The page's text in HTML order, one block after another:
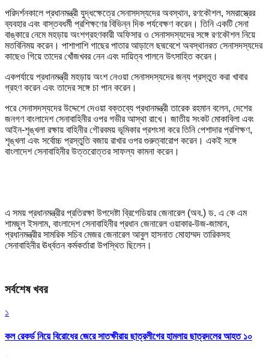
পরিদর্শনকালে প্রধানমন্ত্রী যুদ্ধক্ষেত্রে সেনাসদস্যদের অবস্থান, রণকৌশল, সমরাস্ত্রের
ব্যবহার এবং বাস্তবধর্মী প্রশিক্ষণের বিভিন্ন দিক পর্যবেক্ষণ করেন। তিনি একটি সেনা
বাঙ্কারে নেমে মহড়ায় অংশগ্রহণকারী অফিসার ও সেনাসদস্যদের সঙ্গে রণকৌশল নিয়ে
মতবিনিময় করেন। পাশাপাশি গাছের পাতার আড়ালে ছদ্মবেশে অবস্থানরত সেনাসদস্যদের
কাছেও গিয়ে তাদের খোঁজখবর নেন এবং দায়িত্ব পালনে উৎসাহিত করেন।
একপর্যায়ে প্রধানমন্ত্রী মহড়ায় অংশ নেওয়া সেনাসদস্যদের জন্য প্রস্তুত করা খাবার
গ্রহণ করেন এবং তাদের সঙ্গে চা পান করেন।
পরে সেনাসদস্যদের উদ্দেশে দেওয়া বক্তব্যে প্রধানমন্ত্রী তারেক রহমান বলেন, দেশের
জনগণ বাংলাদেশ সেনাবাহিনীর ওপর গভীর আস্থা রাখে। জাতীয় সংকট মোকাবিলা এবং
আইন-শৃঙ্খলা রক্ষায় বাহিনীর গৌরবময় ভূমিকার প্রশংসা করে তিনি পেশাদার প্রশিক্ষণ,
শৃঙ্খলা এবং সর্বোচ্চ প্রস্তুতি বজায় রাখার ওপর গুরুত্বারোপ করেন। একই সঙ্গে
বাংলাদেশ সেনাবাহিনীর উত্তরোত্তর সাফল্য কামনা করেন।
এ সময় প্রধানমন্ত্রীর প্রতিরক্ষা উপদেষ্টা ব্রিগেডিয়ার জেনারেল (অব.) ড. এ কে এম
শামছুল ইসলাম, বাংলাদেশ সেনাবাহিনীর প্রধান জেনারেল ওয়াকার-উজ-জামান,
প্রধানমন্ত্রীর সামরিক সচিব মেজর জেনারেল আবুল হাসনাত মোহাম্মদ তারিকসহ
সেনাবাহিনীর ঊর্ধ্বতন কর্মকর্তারা উপস্থিত ছিলেন।
সর্বশেষ খবর
১
কল রেকর্ড নিয়ে বিরোধের জেরে সাতক্ষীরায় ছাত্রলীগের হামলায় ছাত্রদলের আহত ১০